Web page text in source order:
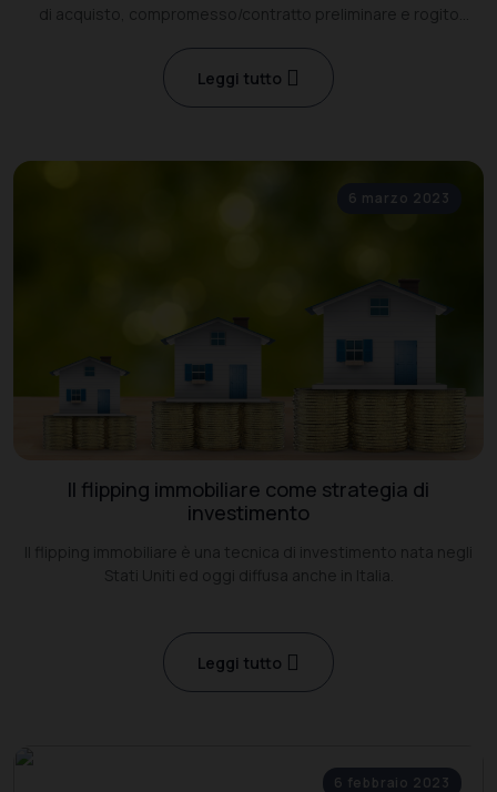
di acquisto, compromesso/contratto preliminare e rogito
Leggi tutto
6 marzo 2023
Il flipping immobiliare come strategia di
investimento
Il flipping immobiliare è una tecnica di investimento nata negli
Stati Uniti ed oggi diffusa anche in Italia.
Leggi tutto
6 febbraio 2023